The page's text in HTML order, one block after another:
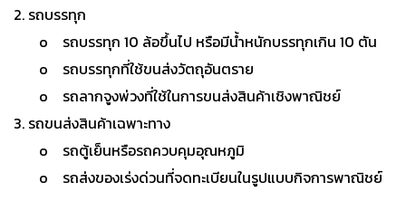
2. รถบรรทุก
o รถบรรทุก 10 ล้อขึ้นไป หรือมีน้ำหนักบรรทุกเกิน 10 ตัน
o รถบรรทุกที่ใช้ขนส่งวัตถุอันตราย
o รถลากจูงพ่วงที่ใช้ในการขนส่งสินค้าเชิงพาณิชย์
3. รถขนส่งสินค้าเฉพาะทาง
o รถตู้เย็นหรือรถควบคุมอุณหภูมิ
o รถส่งของเร่งด่วนที่จดทะเบียนในรูปแบบกิจการพาณิชย์